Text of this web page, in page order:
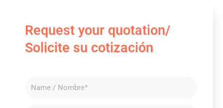
Request your quotation/
Solicite su cotización